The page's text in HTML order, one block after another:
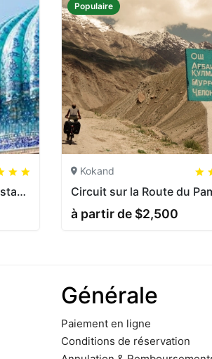
Circuit Ouzbékistan–Kirghizistan 2026–2027 | 15 jours Route de la Soie & Issyk-Koul
Populaire
Kokand
à partir de $2,500
Générale
Paiement en ligne
Conditions de réservation